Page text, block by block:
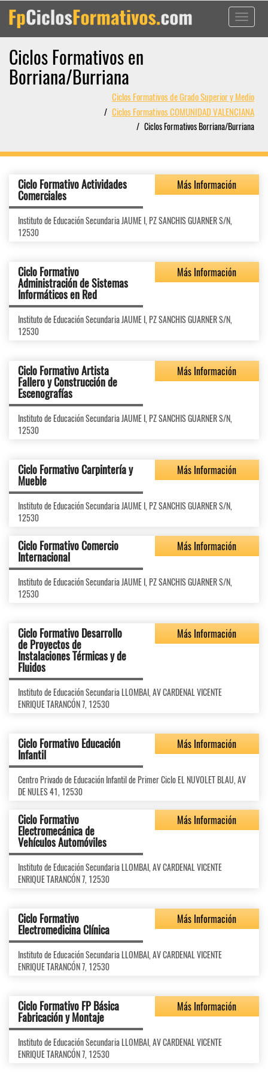
Toggle
Ciclos Formativos en
Borriana/Burriana
Ciclos Formativos de Grado Superior y Medio
Ciclos Formativos COMUNIDAD VALENCIANA
Ciclos Formativos Borriana/Burriana
Ciclo Formativo Actividades
Comerciales
Más Información
Instituto de Educación Secundaria JAUME I, PZ SANCHIS GUARNER S/N,
12530
Ciclo Formativo
Administración de Sistemas
Informáticos en Red
Más Información
Instituto de Educación Secundaria JAUME I, PZ SANCHIS GUARNER S/N,
12530
Ciclo Formativo Artista
Fallero y Construcción de
Escenografías
Más Información
Instituto de Educación Secundaria JAUME I, PZ SANCHIS GUARNER S/N,
12530
Ciclo Formativo Carpintería y
Mueble
Más Información
Instituto de Educación Secundaria JAUME I, PZ SANCHIS GUARNER S/N,
12530
Ciclo Formativo Comercio
Internacional
Más Información
Instituto de Educación Secundaria JAUME I, PZ SANCHIS GUARNER S/N,
12530
Ciclo Formativo Desarrollo
de Proyectos de
Instalaciones Térmicas y de
Fluidos
Más Información
Instituto de Educación Secundaria LLOMBAI, AV CARDENAL VICENTE
ENRIQUE TARANCÓN 7, 12530
Ciclo Formativo Educación
Infantil
Más Información
Centro Privado de Educación Infantil de Primer Ciclo EL NUVOLET BLAU, AV
DE NULES 41, 12530
Ciclo Formativo
Electromecánica de
Vehículos Automóviles
Más Información
Instituto de Educación Secundaria LLOMBAI, AV CARDENAL VICENTE
ENRIQUE TARANCÓN 7, 12530
Ciclo Formativo
Electromedicina Clínica
Más Información
Instituto de Educación Secundaria LLOMBAI, AV CARDENAL VICENTE
ENRIQUE TARANCÓN 7, 12530
Ciclo Formativo FP Básica
Fabricación y Montaje
Más Información
Instituto de Educación Secundaria LLOMBAI, AV CARDENAL VICENTE
ENRIQUE TARANCÓN 7, 12530